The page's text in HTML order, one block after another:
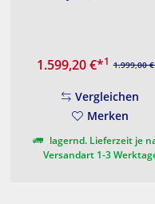
1.999,00
1.599,20 €*1
Vergleichen
Merken
lagernd. Lieferzeit je
Versandart 1-3